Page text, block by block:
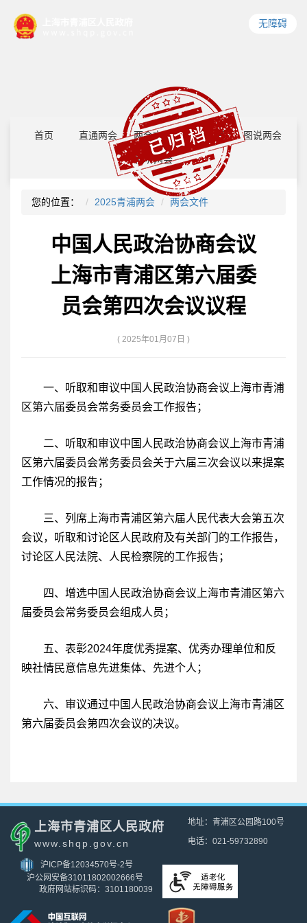
无障碍
首页 直通两会 两会文件 建言献策 图说两会
视听两会
您的位置： 2025青浦两会 两会文件
中国人民政治协商会议
上海市青浦区第六届委
员会第四次会议议程
( 2025年01月07日 )
一、听取和审议中国人民政治协商会议上海市青浦
区第六届委员会常务委员会工作报告；
二、听取和审议中国人民政治协商会议上海市青浦
区第六届委员会常务委员会关于六届三次会议以来提案
工作情况的报告；
三、列席上海市青浦区第六届人民代表大会第五次
会议，听取和讨论区人民政府及有关部门的工作报告，
讨论区人民法院、人民检察院的工作报告；
四、增选中国人民政治协商会议上海市青浦区第六
届委员会常务委员会组成人员；
五、表彰2024年度优秀提案、优秀办理单位和反
映社情民意信息先进集体、先进个人；
六、审议通过中国人民政治协商会议上海市青浦区
第六届委员会第四次会议的决议。
上海市青浦区人民政府
www.shqp.gov.cn
地址：青浦区公园路100号
电话：021-59732890
沪ICP备12034570号-2号
沪公网安备31011802002666号
政府网站标识码：3101180039